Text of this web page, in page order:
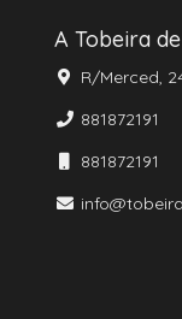
A Tobeira
R/Merced,
881872191
881872191